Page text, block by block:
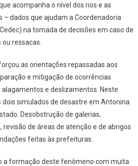
acompanha o nível dos rios e as
– dados que ajudam a Coordenadoria
na tomada de decisões em caso de
ressacas.
as orientações repassadas aos
e mitigação de ocorrências
alagamentos e deslizamentos. Neste
simulados de desastre em Antonina
Desobstrução de galerias,
de áreas de atenção e de abrigos
feitas às prefeituras.
a formação deste fenômeno com muita